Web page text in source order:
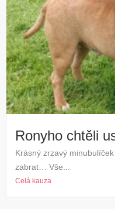
Ronyho chtěli
Krásný zrzavý
zabrat… Vše...
Celá kauza